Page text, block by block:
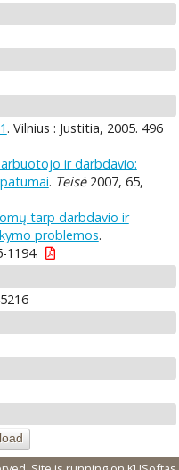
. Vilnius : Justitia, 2005. 496
ir darbdavio:
. Teisė2007, 65,
tarp darbdavio ir
problemos.
1194.